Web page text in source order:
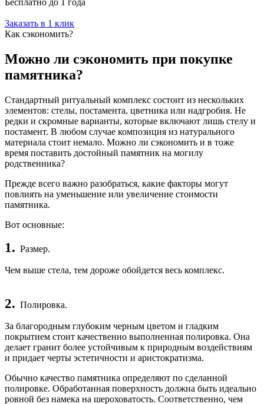
Заказать в 1 клик
Как сэкономить?
Можно ли сэкономить при покупке
памятника?
Стандартный ритуальный комплекс состоит из нескольких
элементов: стелы, постамента, цветника или надгробия. Не
редки и скромные варианты, которые включают лишь стелу и
постамент. В любом случае композиция из натурального
материала стоит немало. Можно ли сэкономить и в тоже
время поставить достойный памятник на могилу
родственника?
Прежде всего важно разобраться, какие факторы могут
повлиять на уменьшение или увеличение стоимости
памятника.
Вот основные:
1. Размер.
Чем выше стела, тем дороже обойдется весь комплекс.
2. Полировка.
За благородным глубоким черным цветом и гладким
покрытием стоит качественно выполненная полировка. Она
делает гранит более устойчивым к природным воздействиям
и придает черты эстетичности и аристократизма.
Обычно качество памятника определяют по сделанной
полировке. Обработанная поверхность должна быть идеально
ровной без намека на шероховатость. Соответственно, чем